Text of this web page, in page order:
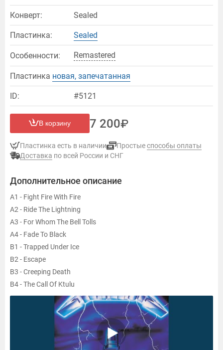
Конверт: Sealed
Пластинка: Sealed
Особенности: Remastered
Пластинка новая, запечатанная
ID: #5121
В корзину 7 200
Пластинка есть в наличии Простыеспособы оплаты
Доставка по всей России и СНГ
Дополнительное описание
A1 - Fight Fire With Fire
A2 - Ride The Lightning
A3 - For Whom The Bell Tolls
A4 - Fade To Black
B1 - Trapped Under Ice
B2 - Escape
B3 - Creeping Death
B4 - The Call Of Ktulu